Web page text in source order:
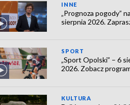
INNE
„Prognoza pogody”
sierpnia 2026.
SPORT
„Sport Opolski” – 6
2026. Zobacz
KULTURA